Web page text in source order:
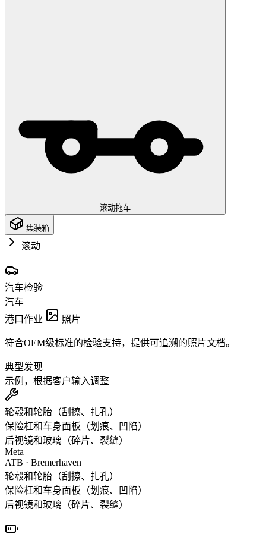
滚动拖车
集装箱
滚动
汽车检验
汽车
港口作业
照片
符合OEM级标准的检验支持，提供可追溯的照片文档。
典型发现
示例，根据客户输入调整
轮毂和轮胎（刮擦、扎孔）
保险杠和车身面板（划痕、凹陷）
后视镜和玻璃（碎片、裂缝）
Meta
ATB · Bremerhaven
轮毂和轮胎（刮擦、扎孔）
保险杠和车身面板（划痕、凹陷）
后视镜和玻璃（碎片、裂缝）